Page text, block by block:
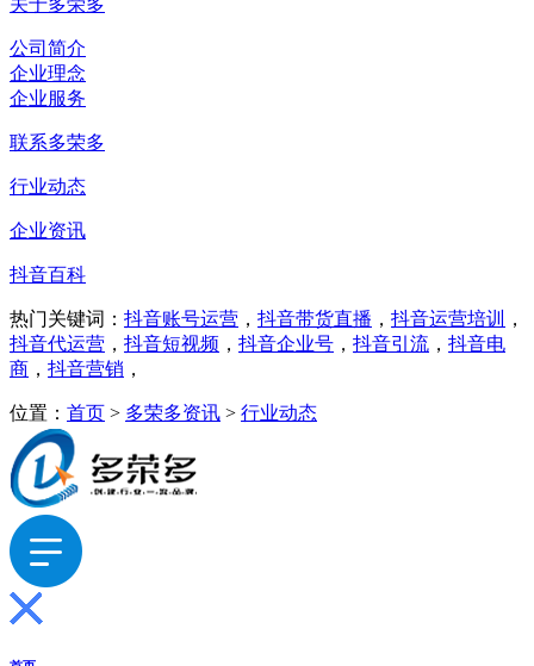
关于多荣多
公司简介
企业理念
企业服务
联系多荣多
行业动态
企业资讯
抖音百科
热门关键词： 抖音账号运营 ， 抖音带货直播 ， 抖音运营培训
，
抖音代运营 ， 抖音短视频 ， 抖音企业号 ， 抖音引流 ， 抖音电
商 ， 抖音营销 ，
位置： 首页 > 多荣多资讯 > 行业动态